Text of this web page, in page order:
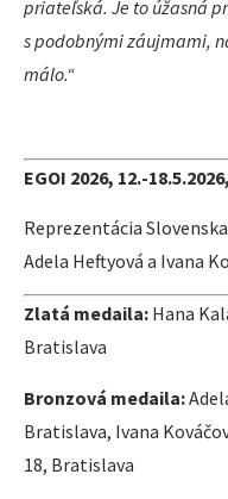
priateľská. Je to úžasná
s podobnými záujmami,
málo.“
EGOI 2026, 12.-
Reprezentácia
Adela Heftyová a Ivana
Zlatá medaila: Hana
Bratislava
Bronzová medaila:
Bratislava, Ivana
18, Bratislava